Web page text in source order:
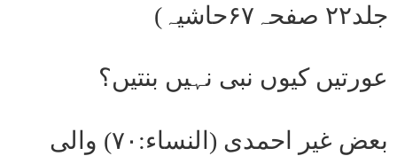
جلد۲۲ صفحہ۶۷حاشیہ)
عورتیں کیوں نبی نہیں بنتیں؟
بعض غیر احمدی (النساء:۷۰) والی